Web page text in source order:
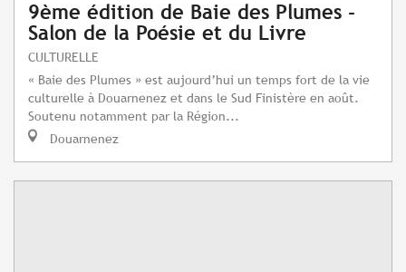
9ème édition de Baie des Plumes -
Salon de la Poésie et du Livre
CULTURELLE
« Baie des Plumes » est aujourd’hui un temps fort de la vie
culturelle à Douarnenez et dans le Sud Finistère en août.
Soutenu notamment par la Région...
Douarnenez